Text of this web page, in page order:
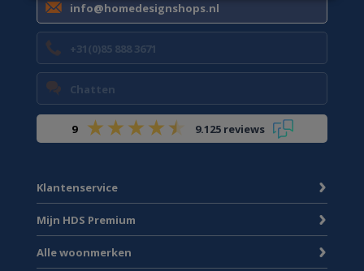
info@homedesignshops.nl
+31(0)85 888 3671
Chatten
9 9.125 reviews
Klantenservice
Mijn HDS Premium
Alle woonmerken